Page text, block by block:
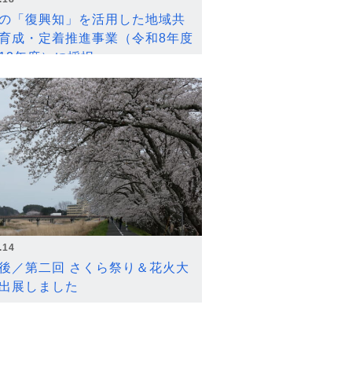
「復興知」を活用した地域共
成・定着推進事業（令和8年度
年度）に採択
／第二回 さくら祭り＆花火大
展しました